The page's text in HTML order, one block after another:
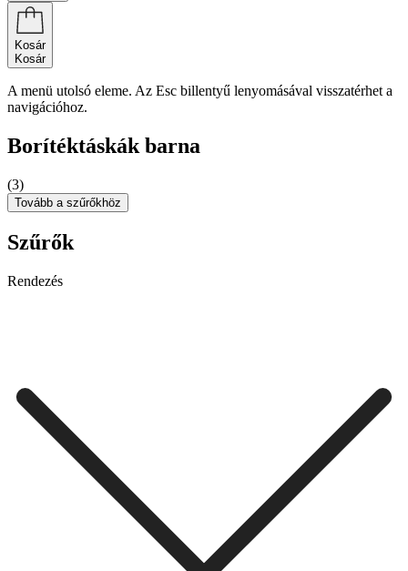
Kosár
Kosár
A menü utolsó eleme. Az Esc billentyű lenyomásával visszatérhet a
navigációhoz.
Borítéktáskák barna
(3)
Tovább a szűrőkhöz
Szűrők
Rendezés